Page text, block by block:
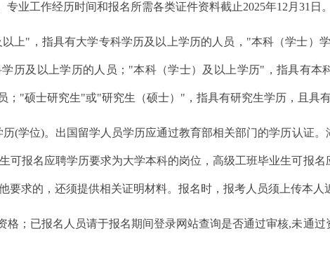
业工作经历时间和报名所需各类证件资料截止2025年12月31日。
上"，指具有大学专科学历及以上学历的人员，"本科（学士）
历及以上学历的人员；"本科（学士）及以上学历"，指具有本
"硕士研究生"或"研究生（硕士）"，指具有研究生学历，且具有
(学位)。出国留学人员学历应通过教育部相关部门的学历认证
可报名应聘学历要求为大学本科的岗位，高级工班毕业生可报
求的，还须提供相关证明材料。报名时，报考人员须上传本人
格；已报名人员请于报名期间登录网站查询是否通过审核,未通